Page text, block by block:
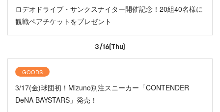
ロデオドライブ・サンクスナイター開催記念！20組40名様に
観戦ペアチケットをプレゼント
3/16(Thu)
GOODS
3/17(金)球団初！Mizuno別注スニーカー「CONTENDER
DeNA BAYSTARS」発売！